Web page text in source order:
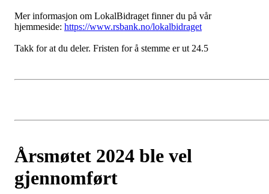
Mer informasjon om LokalBidraget finner du på vår
hjemmeside: https://www.rsbank.no/lokalbidraget
Takk for at du deler. Fristen for å stemme er ut 24.5
Årsmøtet 2024 ble vel
gjennomført